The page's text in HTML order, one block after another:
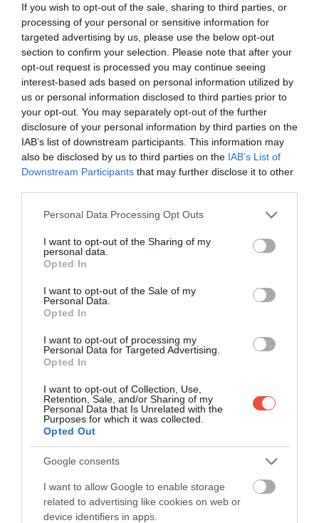
If you wish to opt-out of the sale, sharing to third parties, or
processing of your personal or sensitive information for
targeted advertising by us, please use the below opt-out
section to confirm your selection. Please note that after your
opt-out request is processed you may continue seeing
interest-based ads based on personal information utilized by
us or personal information disclosed to third parties prior to
your opt-out. You may separately opt-out of the further
disclosure of your personal information by third parties on the
IAB’s list of downstream participants. This information may
also be disclosed by us to third parties on the IAB’s List of
Downstream Participants that may further disclose it to other
Please note that this website/app uses one or more Google
not limited to your visit or usage behaviour. You may click to
grant or deny consent to Google and its third-party tags to
use your data for below specified purposes in below Google
consent section.
Personal Data Processing Opt Outs
I want to opt-out of the Sharing of my
personal data.
Opted In
I want to opt-out of the Sale of my
Personal Data.
Opted In
I want to opt-out of processing my
Personal Data for Targeted Advertising.
Opted In
I want to opt-out of Collection, Use,
Retention, Sale, and/or Sharing of my
Personal Data that Is Unrelated with the
Purposes for which it was collected.
Opted Out
Google consents
I want to allow Google to enable storage
related to advertising like cookies on web or
device identifiers in apps.
Cala Tonnarella dell'Uzzo, a Zingaro
Natúrrezervátum egyik eldugott öble,
Olaszország
Fotó:jackbolla, Shutterstock
Palermótólnyugatra fekvő San Vito Lo Capo
azoknak lehet ideális, akik a luxusüdülők helyett
egy visszafogottabb, mégis kifejezetten hangulatos
környéken pihennének. Itt a Michelin-csillagos
vendéglők és bárok sorakoznak, a szállások között
pedig a kisebb B&B-k dominálnak. A település
hosszú strandján pedig általában könnyű helyet
találni. Erre járva érdemes felkeresni a Zingaro
amelyeket hajós kirándulással vagy akár gyalogosan
is felfedezhetünk.
Ha egy szicíliai nyaralásban gondolkozunk:
Merülj el a dél-olasz életérzésben: irány